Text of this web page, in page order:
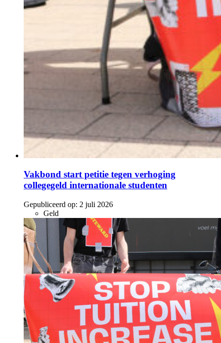
Vakbond start petitie tegen verhoging
collegegeld internationale studenten
Gepubliceerd op: 2 juli 2026
Geld